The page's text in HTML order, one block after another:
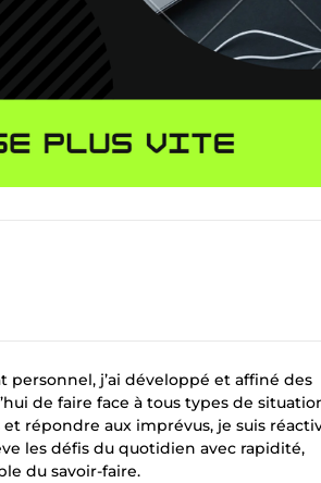
personnel, j’ai développé et affiné des
de faire face à tous types de
répondre aux imprévus, je suis
les défis du quotidien avec rapidité,
du savoir-faire.